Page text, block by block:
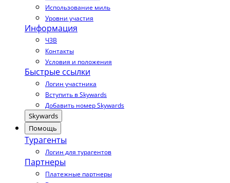
Использование миль
Уровни участия
Информация
ЧЗВ
Контакты
Условия и положения
Быстрые ссылки
Логин участника
Вступить в Skywards
Добавить номер Skywards
Skywards
Помощь
Турагенты
Логин для турагентов
Партнеры
Платежные партнеры